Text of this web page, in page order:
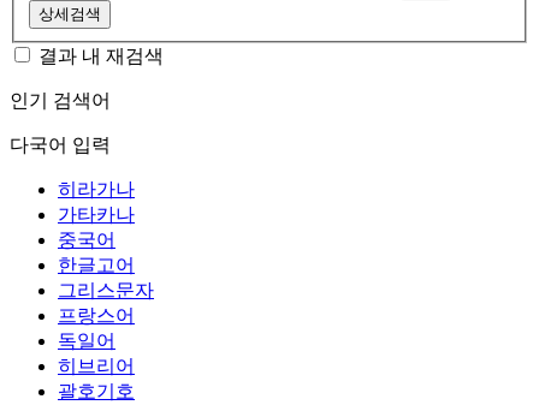
상세검색
결과 내 재검색
인기 검색어
다국어 입력
히라가나
가타카나
중국어
한글고어
그리스문자
프랑스어
독일어
히브리어
괄호기호